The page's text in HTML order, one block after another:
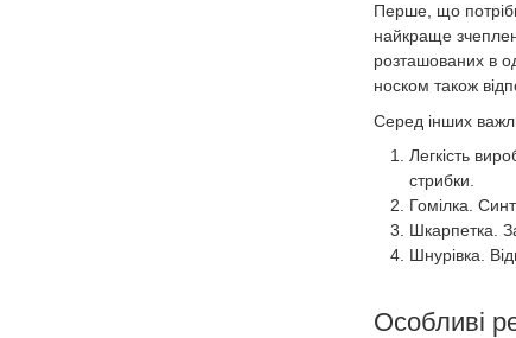
Перше, що
найкраще
розташованих в
носком також
Серед інших
Легкість
стрибки.
Гомілка.
Шкарпетка.
Шнурівка.
Особливі